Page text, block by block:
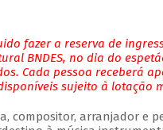
fazer a reserva de
BNDES, no dia do
Cada pessoa receberá
sujeito à lotação
compositor, arranjador e